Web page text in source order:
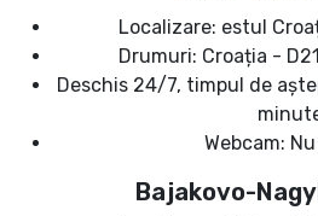
Localizare: estul
Drumuri: Croația -
Deschis 24/7, timpul de
Webcam:
Bajakovo-